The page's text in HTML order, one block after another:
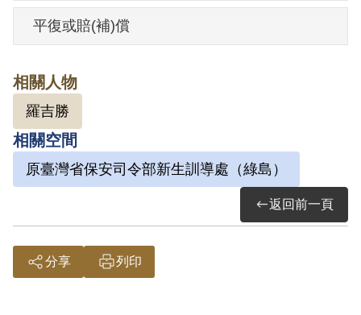
其於1999年4月向補償基金會提出申請，
過予以補償。補償理由為原判決認定其參
加叛亂組織之證據，僅依其在偵查中之自
白，及同案被告間之供述為佐證，其於陳
述書上述及其於偵訊時曾遭到刑求，惟原
審未再另行調查其他補強證據以資佐證，
證據應有瑕疵，難認其有參加叛亂組織之
行為，故認本案未有實據。
2018年12月經促轉會公告撤銷判決處分。
平復或賠(補)償
相關人物
羅吉勝
相關空間
原臺灣省保安司令部新生訓導處（綠島）
返回前一頁
分享 列印